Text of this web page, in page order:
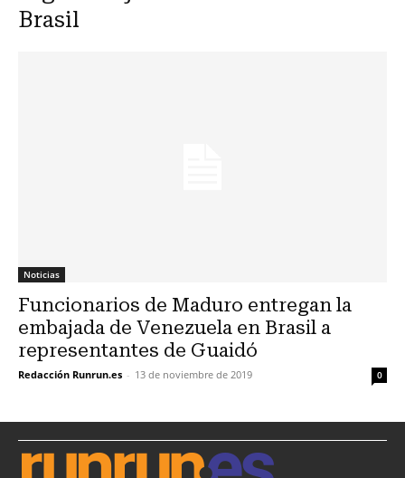
Brasil
Noticias
Funcionarios de Maduro entregan la
embajada de Venezuela en Brasil a
representantes de Guaidó
Redacción Runrun.es - 13 de noviembre de 2019 0